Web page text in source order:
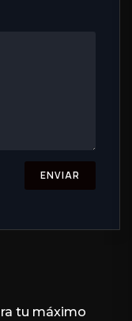
ENVIAR
tu máximo